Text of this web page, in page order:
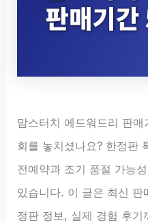
맘스터치 에드워드리 판
회를 놓치셨나요? 한정판
전예약과 조기 품절 가능
있습니다. 이 글은 최신
정판 정보, 실제 경험 후기